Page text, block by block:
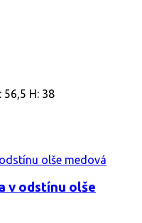
56,5 H: 38
v odstínu olše